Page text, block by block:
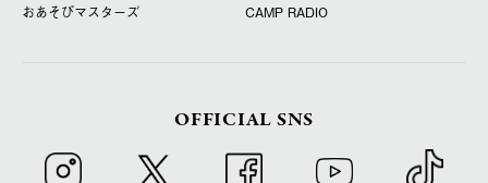
おあそびマスターズ
CAMP RADIO
OFFICIAL SNS